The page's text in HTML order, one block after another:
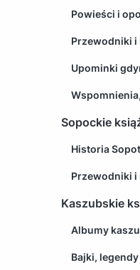
Powieści i
Przewodniki i
Upominki
Sopockie
Historia
Przewodniki i
Kaszubskie
Albumy
Bajki,